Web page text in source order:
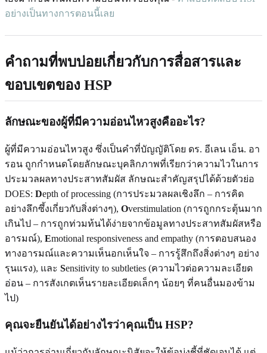
อย่างเป็นทางการตอนนี้เลย
คำถามที่พบบ่อยเกี่ยวกับการสื่อสารและ
ขอบเขตของ HSP
ลักษณะของผู้ที่มีความอ่อนไหวสูงคืออะไร?
ผู้ที่มีความอ่อนไหวสูง ซึ่งเป็นคำที่บัญญัติโดย ดร. อีเลน เอ็น. อา
รอน ถูกกำหนดโดยลักษณะบุคลิกภาพที่เรียกว่าความไวในการ
ประมวลผลทางประสาทสัมผัส ลักษณะสำคัญสรุปได้ด้วยตัวย่อ
DOES: Depth of processing (การประมวลผลเชิงลึก – การคิด
อย่างลึกซึ้งเกี่ยวกับสิ่งต่างๆ), Overstimulation (การถูกกระตุ้นมาก
เกินไป – การถูกท่วมท้นได้ง่ายจากข้อมูลทางประสาทสัมผัสหรือ
อารมณ์), Emotional responsiveness and empathy (การตอบสนอง
ทางอารมณ์และความเห็นอกเห็นใจ – การรู้สึกถึงสิ่งต่างๆ อย่าง
รุนแรง), และ Sensitivity to subtleties (ความไวต่อความละเอียด
อ่อน – การสังเกตเห็นรายละเอียดเล็กๆ น้อยๆ ที่คนอื่นมองข้าม
ไป)
คุณจะยืนยันได้อย่างไรว่าคุณเป็น HSP?